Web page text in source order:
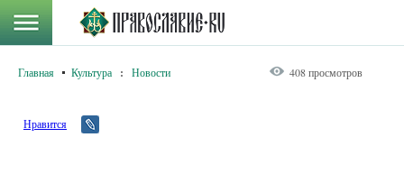
Главная Культура : Новости 408 просмотров
Нравится